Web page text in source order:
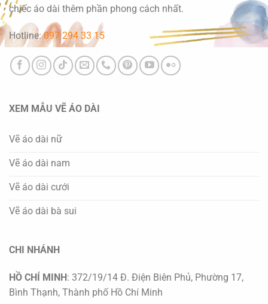
chiếc áo dài thêm phần phong cách nhất.
Hotline:097 294 33 15
XEM MẪU VẼ ÁO DÀI
Vẽ áo dài nữ
Vẽ áo dài nam
Vẽ áo dài cưới
Vẽ áo dài bà sui
CHI NHÁNH
HỒ CHÍ MINH: 372/19/14 Đ. Điện Biên Phủ, Phường 17,
Bình Thạnh, Thành phố Hồ Chí Minh